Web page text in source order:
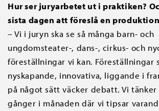
Hur ser juryarbetet ut i praktiken?
sista dagen att föreslå en
– Vi i juryn ska se så många barn- och
ungdomsteater-, dans-, cirkus- och
föreställningar vi kan. Föreställningar
nyskapande, innovativa, liggande i
på något sätt väcker debatt. Vi tänker
gånger i månaden där vi tipsar